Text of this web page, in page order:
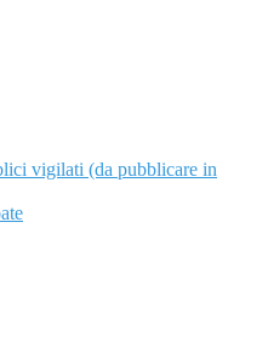
vigilati (da pubblicare in